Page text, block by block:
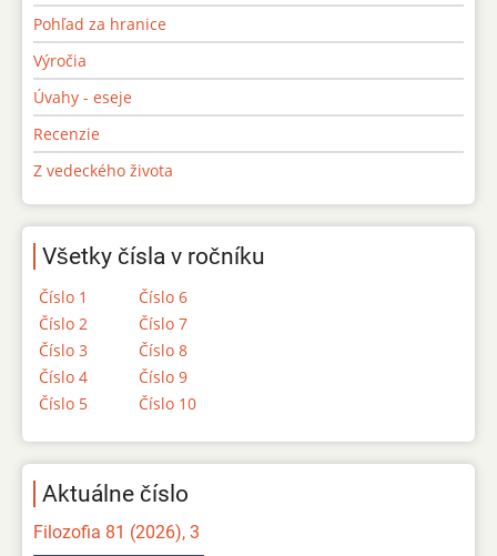
Pohľad za hranice
Výročia
Úvahy - eseje
Recenzie
Z vedeckého života
Všetky čísla v ročníku
Číslo 1
Číslo 2
Číslo 3
Číslo 4
Číslo 5
Číslo 6
Číslo 7
Číslo 8
Číslo 9
Číslo 10
Aktuálne číslo
Filozofia 81 (2026), 3